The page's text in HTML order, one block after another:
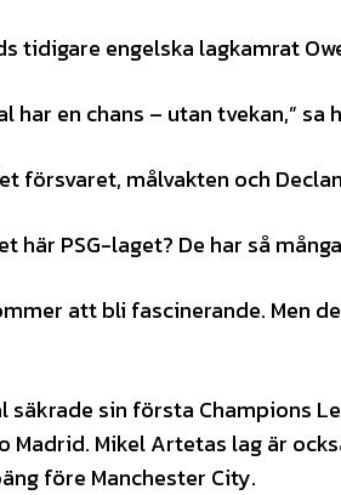
tidigare engelska lagkamrat
har en chans – utan tvekan,” sa
försvaret, målvakten och
här PSG-laget? De har så
att bli fascinerande. Men
säkrade sin första Champions
Madrid. Mikel Artetas lag är
före Manchester City.